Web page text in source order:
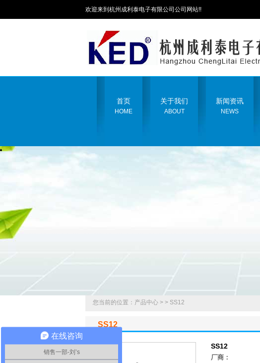
欢迎来到杭州成利泰电子有限公司公司网站!!
首页
HOME
关于我们
ABOUT
新闻资讯
NEWS
您当前的位置：产品中心 > > SS12
SS12
SS12
厂商：
在线咨询
销售一部-刘’s